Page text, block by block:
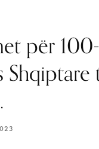
për
Shqiptare